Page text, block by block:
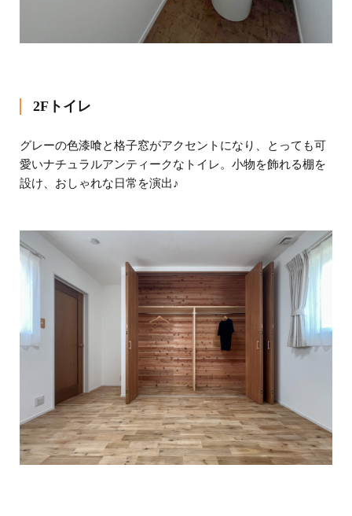
2Fトイレ
グレーの色漆喰と格子窓がアクセントになり、とっても可
愛いナチュラルアンティークなトイレ。小物を飾れる棚を
設け、おしゃれな日常を演出♪